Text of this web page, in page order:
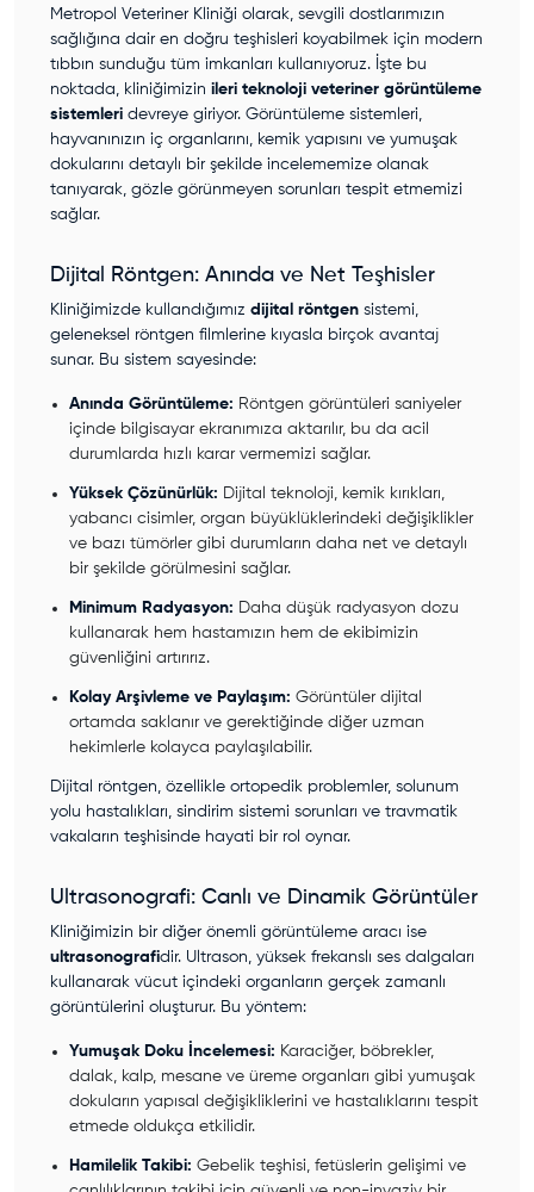
Metropol Veteriner Kliniği olarak, sevgili dostlarımızın
sağlığına dair en doğru teşhisleri koyabilmek için modern
tıbbın sunduğu tüm imkanları kullanıyoruz. İşte bu
noktada, kliniğimizin ileri teknoloji veteriner görüntüleme
sistemleri devreye giriyor. Görüntüleme sistemleri,
hayvanınızın iç organlarını, kemik yapısını ve yumuşak
dokularını detaylı bir şekilde incelememize olanak
tanıyarak, gözle görünmeyen sorunları tespit etmemizi
sağlar.
Dijital Röntgen: Anında ve Net Teşhisler
Kliniğimizde kullandığımız dijital röntgen sistemi,
geleneksel röntgen filmlerine kıyasla birçok avantaj
sunar. Bu sistem sayesinde:
Anında Görüntüleme: Röntgen görüntüleri saniyeler
içinde bilgisayar ekranımıza aktarılır, bu da acil
durumlarda hızlı karar vermemizi sağlar.
Yüksek Çözünürlük: Dijital teknoloji, kemik kırıkları,
yabancı cisimler, organ büyüklüklerindeki değişiklikler
ve bazı tümörler gibi durumların daha net ve detaylı
bir şekilde görülmesini sağlar.
Minimum Radyasyon: Daha düşük radyasyon dozu
kullanarak hem hastamızın hem de ekibimizin
güvenliğini artırırız.
Kolay Arşivleme ve Paylaşım: Görüntüler dijital
ortamda saklanır ve gerektiğinde diğer uzman
hekimlerle kolayca paylaşılabilir.
Dijital röntgen, özellikle ortopedik problemler, solunum
yolu hastalıkları, sindirim sistemi sorunları ve travmatik
vakaların teşhisinde hayati bir rol oynar.
Ultrasonografi: Canlı ve Dinamik Görüntüler
Kliniğimizin bir diğer önemli görüntüleme aracı ise
ultrasonografidir. Ultrason, yüksek frekanslı ses dalgaları
kullanarak vücut içindeki organların gerçek zamanlı
görüntülerini oluşturur. Bu yöntem:
Yumuşak Doku İncelemesi: Karaciğer, böbrekler,
dalak, kalp, mesane ve üreme organları gibi yumuşak
dokuların yapısal değişikliklerini ve hastalıklarını tespit
etmede oldukça etkilidir.
Hamilelik Takibi: Gebelik teşhisi, fetüslerin gelişimi ve